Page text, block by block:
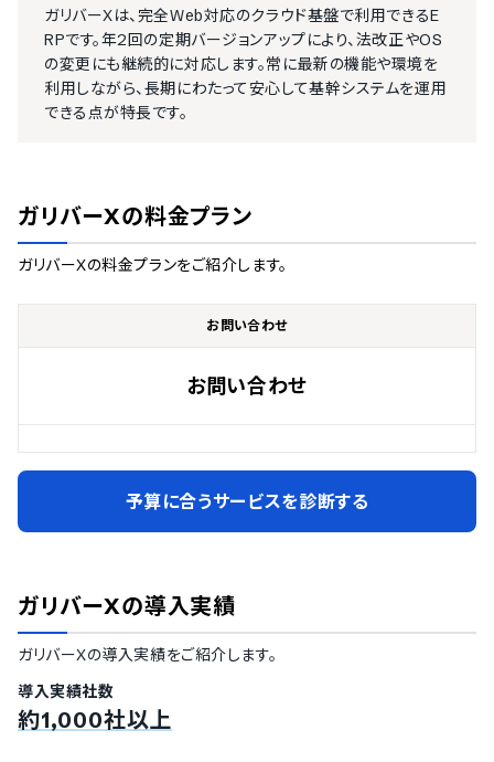
ガリバーXは、完全Web対応のクラウド基盤で利用できるE
RPです。年2回の定期バージョンアップにより、法改正やOS
の変更にも継続的に対応します。常に最新の機能や環境を
利用しながら、長期にわたって安心して基幹システムを運用
できる点が特長です。
ガリバーXの料金プラン
ガリバーXの料金プランをご紹介します。
お問い合わせ
お問い合わせ
予算に合うサービスを診断する
ガリバーXの導入実績
ガリバーXの導入実績をご紹介します。
導入実績社数
約1,000社以上